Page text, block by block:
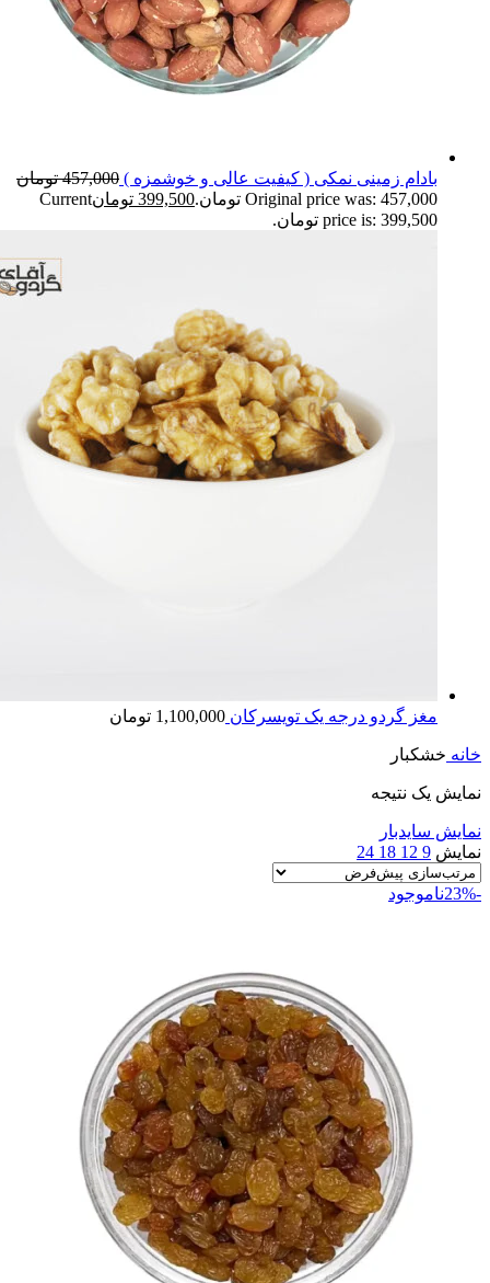
بادام زمینی نمکی ( کیفیت عالی و خوشمزه ) 457,000 تومان
Original price was: 457,000 تومان.
399,500 تومانCurrent
price is: 399,500 تومان.
مغز گردو درجه یک تویسرکان 1,100,000 تومان
خانه خشکبار
نمایش یک نتیجه
نمایش سایدبار
نمایش 9
12
18
24
-23% ناموجود